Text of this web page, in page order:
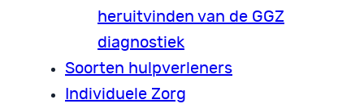
heruitvinden van de GGZ
diagnostiek
Soorten hulpverleners
Individuele Zorg